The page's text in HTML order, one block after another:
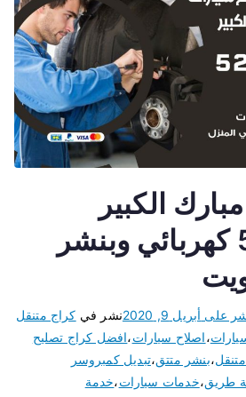
الكبير
50805535 كهربائي وبنشر
على أبريل 9, 2020 نشر في كراج متنقل
،اصلاح سيارات،افضل كراج تصليح
،بنشر متتق،تبديل كمبروسر
طريق،خدمات سيارات،خدمة